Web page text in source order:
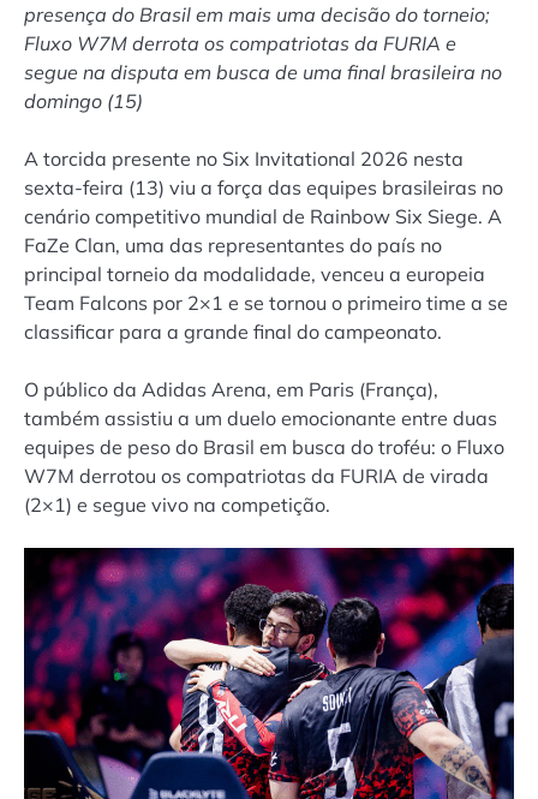
presença do Brasil em mais uma decisão do torneio;
Fluxo W7M derrota os compatriotas da FURIA e
segue na disputa em busca de uma final brasileira no
domingo (15)
A torcida presente no Six Invitational 2026 nesta
sexta-feira (13) viu a força das equipes brasileiras no
cenário competitivo mundial de Rainbow Six Siege. A
FaZe Clan, uma das representantes do país no
principal torneio da modalidade, venceu a europeia
Team Falcons por 2×1 e se tornou o primeiro time a se
classificar para a grande final do campeonato.
O público da Adidas Arena, em Paris (França),
também assistiu a um duelo emocionante entre duas
equipes de peso do Brasil em busca do troféu: o Fluxo
W7M derrotou os compatriotas da FURIA de virada
(2×1) e segue vivo na competição.